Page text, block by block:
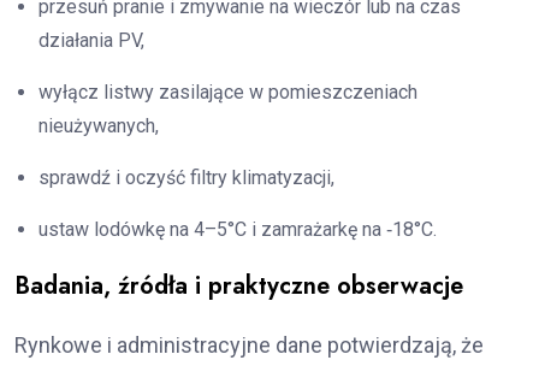
przesuń pranie i zmywanie na wieczór lub na czas
działania PV,
wyłącz listwy zasilające w pomieszczeniach
nieużywanych,
sprawdź i oczyść filtry klimatyzacji,
ustaw lodówkę na 4–5°C i zamrażarkę na ‑18°C.
Badania, źródła i praktyczne obserwacje
Rynkowe i administracyjne dane potwierdzają, że